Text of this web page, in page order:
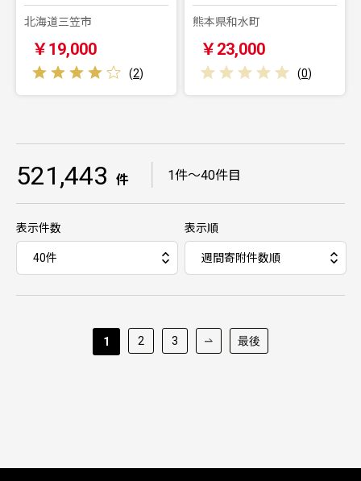
北海道三笠市
￥19,000
(2)
熊本県和水町
￥23,000
(0)
521,443 件 1件～40件目
表示件数 表示順
1 2 3 最後